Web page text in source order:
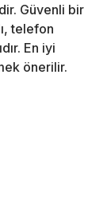
Güvenli bir
telefon
En iyi
önerilir.